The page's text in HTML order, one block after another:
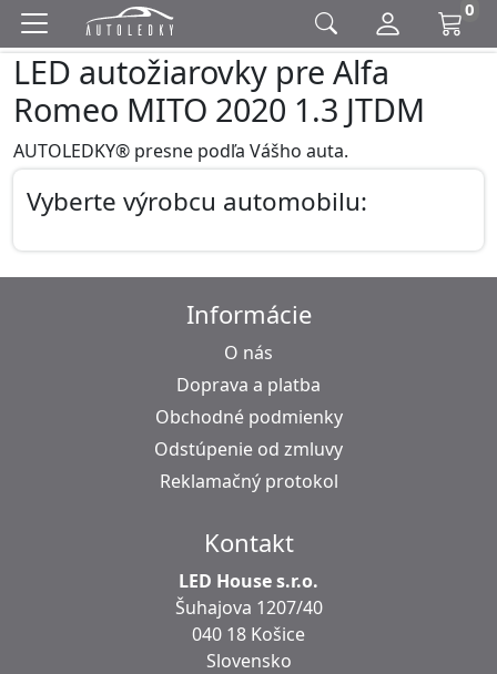
0
LED autožiarovky pre Alfa
Romeo MITO 2020 1.3 JTDM
AUTOLEDKY® presne podľa Vášho auta.
Vyberte výrobcu automobilu:
Informácie
O nás
Doprava a platba
Obchodné podmienky
Odstúpenie od zmluvy
Reklamačný protokol
Kontakt
LED House s.r.o.
Šuhajova 1207/40
040 18 Košice
Slovensko